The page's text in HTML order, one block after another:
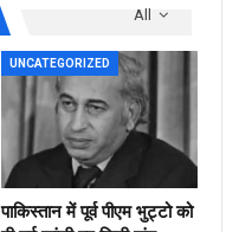
All
UNCATEGORIZED
पाकिस्तान में पूर्व पीएम भुट्टो को